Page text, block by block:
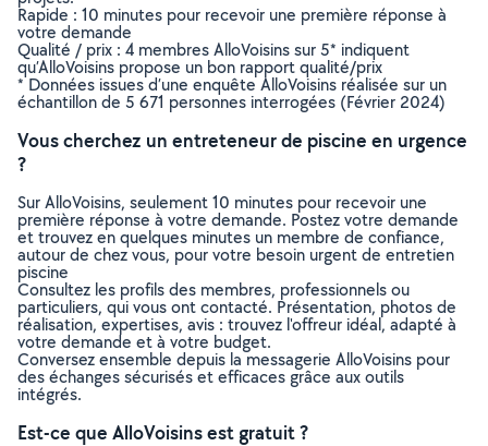
Rapide : 10 minutes pour recevoir une première réponse à
votre demande
Qualité / prix : 4 membres AlloVoisins sur 5* indiquent
qu’AlloVoisins propose un bon rapport qualité/prix
* Données issues d’une enquête AlloVoisins réalisée sur un
échantillon de 5 671 personnes interrogées (Février 2024)
Vous cherchez un entreteneur de piscine en urgence
?
Sur AlloVoisins, seulement 10 minutes pour recevoir une
première réponse à votre demande. Postez votre demande
et trouvez en quelques minutes un membre de confiance,
autour de chez vous, pour votre besoin urgent de entretien
piscine
Consultez les profils des membres, professionnels ou
particuliers, qui vous ont contacté. Présentation, photos de
réalisation, expertises, avis : trouvez l'offreur idéal, adapté à
votre demande et à votre budget.
Conversez ensemble depuis la messagerie AlloVoisins pour
des échanges sécurisés et efficaces grâce aux outils
intégrés.
Est-ce que AlloVoisins est gratuit ?